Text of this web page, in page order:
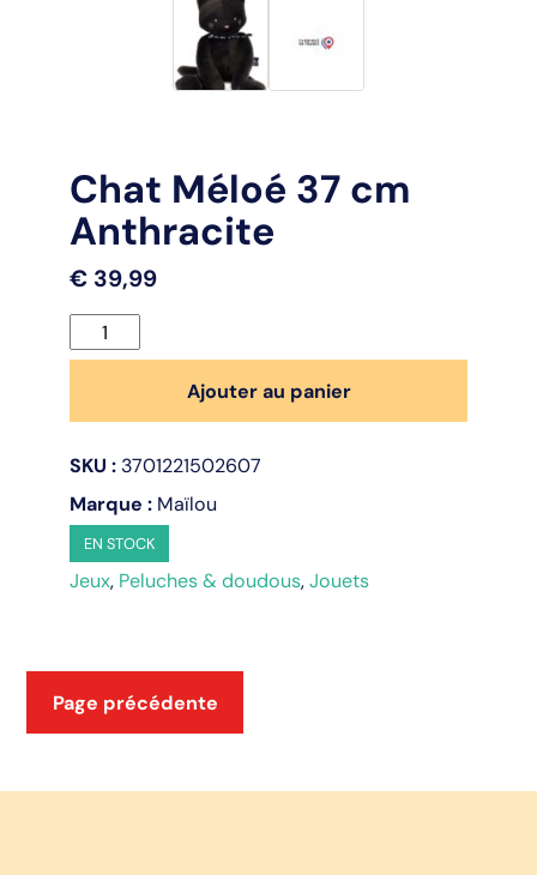
Chat Méloé 37 cm
Anthracite
€ 39,99
quantité
de
cm
Anthracite
Ajouter au panier
SKU : 3701221502607
Marque : Maïlou
EN STOCK
Jeux, Peluches & doudous,Jouets
Page précédente